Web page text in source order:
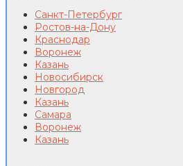
Санкт-Петербург
Ростов-на-Дону
Краснодар
Воронеж
Казань
Новосибирск
Новгород
Казань
Самара
Воронеж
Казань